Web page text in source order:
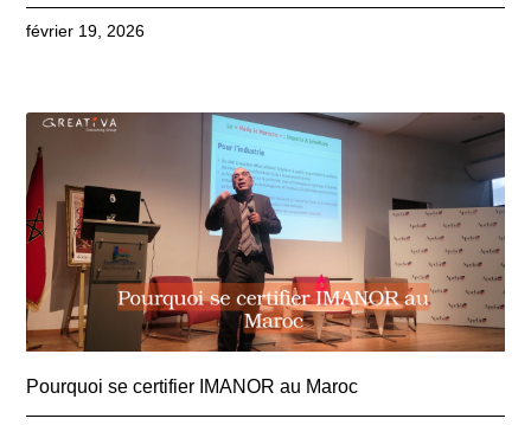
février 19, 2026
Pourquoi se certifier IMANOR au Maroc